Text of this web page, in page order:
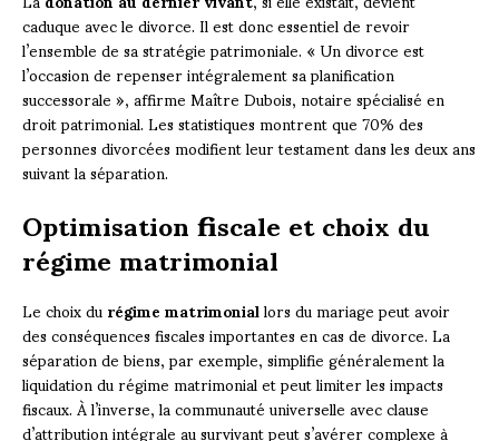
caduque avec le divorce. Il est donc essentiel de revoir
l’ensemble de sa stratégie patrimoniale. « Un divorce est
l’occasion de repenser intégralement sa planification
successorale », affirme Maître Dubois, notaire spécialisé en
droit patrimonial. Les statistiques montrent que 70% des
personnes divorcées modifient leur testament dans les deux ans
suivant la séparation.
Optimisation fiscale et choix du
régime matrimonial
Le choix durégime matrimoniallors du mariage peut avoir
des conséquences fiscales importantes en cas de divorce. La
séparation de biens, par exemple, simplifie généralement la
liquidation du régime matrimonial et peut limiter les impacts
fiscaux. À l’inverse, la communauté universelle avec clause